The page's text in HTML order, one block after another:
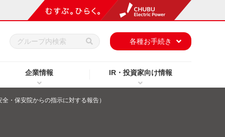
企業情報 IR・投資家向け情報
各種お手続き
・保安院からの指示に対する報告）